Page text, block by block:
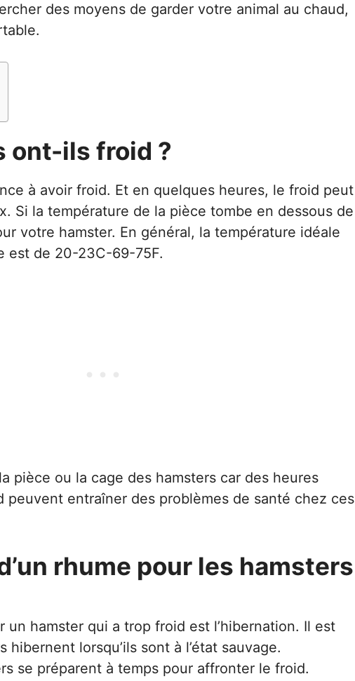
des moyens de garder votre animal au chaud,
ont-ils froid ?
à avoir froid. Et en quelques heures, le froid peut
Si la température de la pièce tombe en dessous de
votre hamster. En général, la température idéale
est de 20-23C-69-75F.
pièce ou la cage des hamsters car des heures
peuvent entraîner des problèmes de santé chez ces
rhume pour les hamsters
un hamster qui a trop froid est l’hibernation. Il est
hibernent lorsqu’ils sont à l’état sauvage.
se préparent à temps pour affronter le froid.